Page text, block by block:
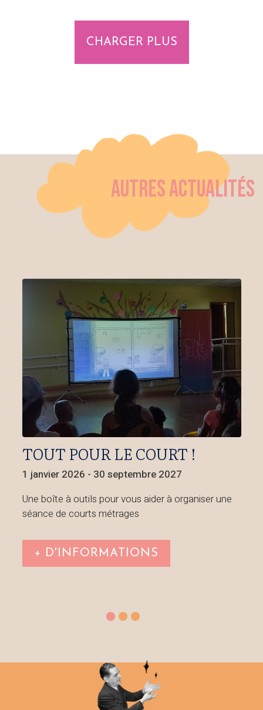
CHARGER PLUS
AUTRES ACTUALITÉS
APPEL À FILMS RÉALISÉS
PAR DES JEUNES !
23h30
un festival européen !